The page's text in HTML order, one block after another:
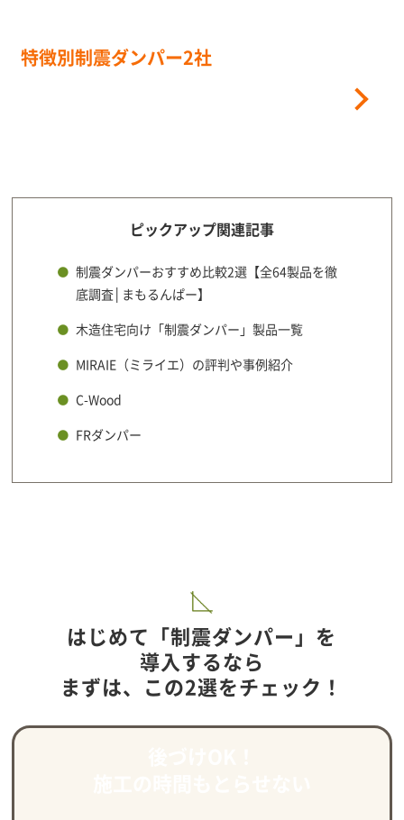
特徴別制震ダンパー2社
ピックアップ関連記事
制震ダンパーおすすめ比較2選【全64製品を徹
底調査│まもるんぱー】
木造住宅向け「制震ダンパー」製品一覧
MIRAIE（ミライエ）の評判や事例紹介
C-Wood
FRダンパー
はじめて「制震ダンパー」を
導入するなら
まずは、この2選をチェック！